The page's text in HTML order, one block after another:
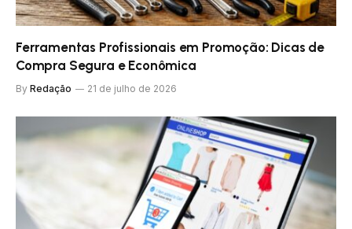
Ferramentas Profissionais em Promoção: Dicas de
Compra Segura e Econômica
By Redação 21 de julho de 2026